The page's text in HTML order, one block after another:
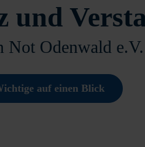
und
Not Odenwald e.V.
auf einen Blick